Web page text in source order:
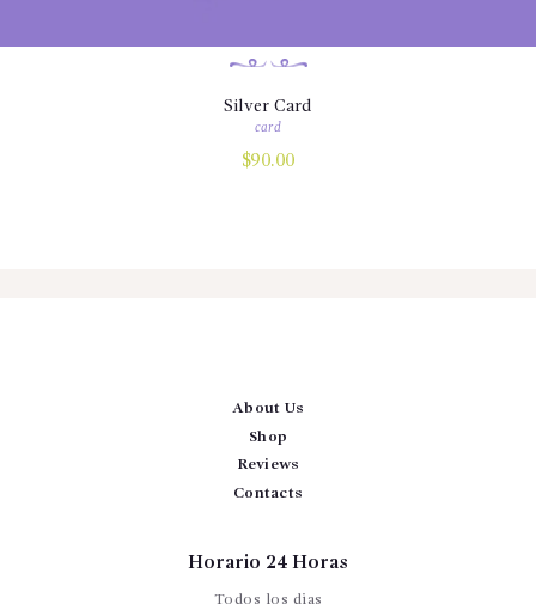
Silver Card
card
$90.00
About Us
Shop
Reviews
Contacts
Horario 24 Horas
Todos los dias